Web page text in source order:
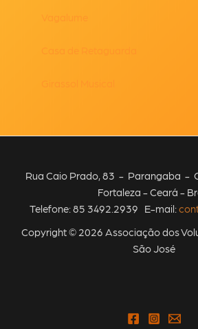
Rua Caio Prado, 83 - Parangaba -
Fortaleza - Ceará -
Telefone: 85 3492.2939 E-mail:
Copyright © 2026 Associação dos
São José